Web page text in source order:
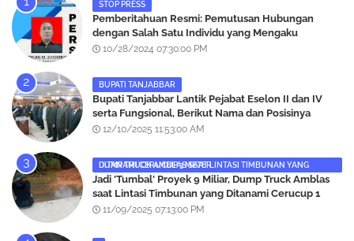
STOP PRESS
Pemberitahuan Resmi: Pemutusan Hubungan
dengan Salah Satu Individu yang Mengaku
Wartawan Analisismedia.com
10/28/2024 07:30:00 PM
BUPATI TANJABBAR
‎Bupati Tanjabbar Lantik Pejabat Eselon II dan IV
serta Fungsional, Berikut Nama dan Posisinya
12/10/2025 11:53:00 AM
DUMP TRUCK AMBLAS SAAT LINTASI TIMBUNAN YANG DITANAMI CERUCUP 3 METER
‎Jadi 'Tumbal' Proyek 9 Miliar, Dump Truck Amblas
saat Lintasi Timbunan yang Ditanami Cerucup 1
Meter
11/09/2025 07:13:00 PM